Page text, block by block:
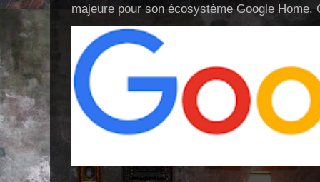
majeure pour son écosystème Google Home.